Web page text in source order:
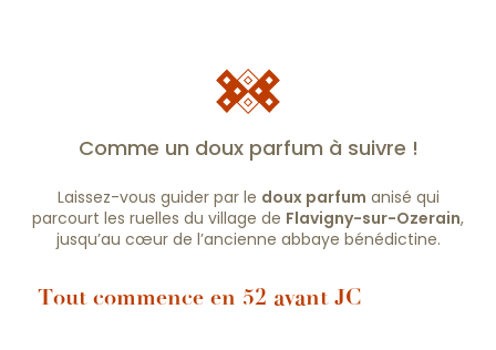
Comme un doux parfum à suivre !
Laissez-vous guider par le doux parfum anisé qui
parcourt les ruelles du village de Flavigny-sur-Ozerain,
jusqu’au cœur de l’ancienne abbaye bénédictine.
Tout commence en 52 avant JC